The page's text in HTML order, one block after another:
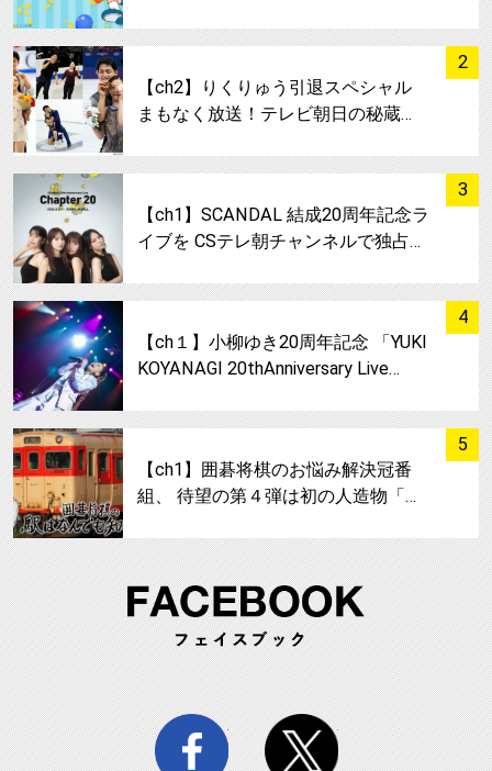
2
サムネイル
【ch2】りくりゅう引退スペシャル
まもなく放送！テレビ朝日の秘蔵…
3
【ch1】SCANDAL 結成20周年記念ラ
イブを CSテレ朝チャンネルで独占…
4
【ch１】小柳ゆき20周年記念 「YUKI
KOYANAGI 20thAnniversary Live…
5
サムネイル
【ch1】囲碁将棋のお悩み解決冠番
組、 待望の第４弾は初の人造物「…
facebook twitter